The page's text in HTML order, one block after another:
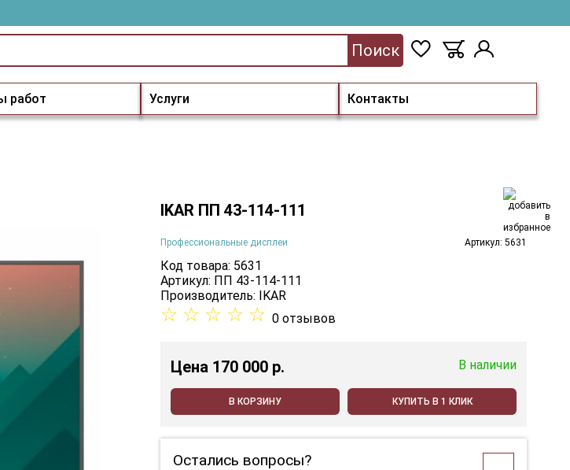
работ Услуги Контакты
Поиск
IKAR ПП 43-114-111
Профессиональные дисплеи Артикул: 5631
Код товара: 5631
Артикул: ПП 43-114-111
Производитель: IKAR
☆ ☆ ☆ ☆ ☆ 0 отзывов
Цена 170 000 p. В наличии
В КОРЗИНУ КУПИТЬ В 1 КЛИК
Остались вопросы?